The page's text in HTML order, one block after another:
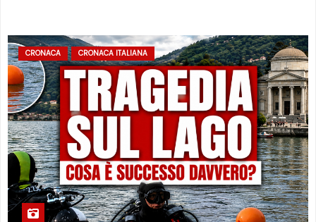
CRONACA CRONACA ITALIANA